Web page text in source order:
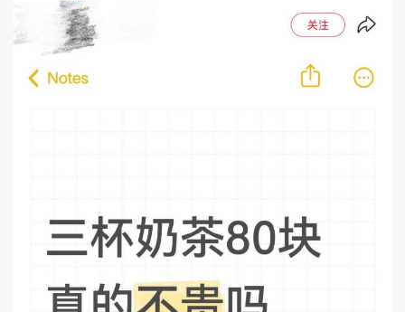
“用闪购、爆品团、神抢手、特价团。”